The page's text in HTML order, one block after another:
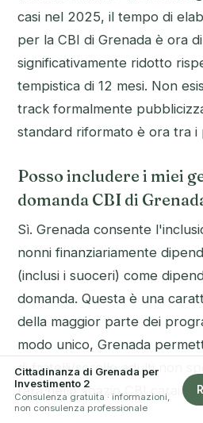
casi nel 2025, il tempo di
per la CBI di Grenada è ora
significativamente ridotto
tempistica di 12 mesi. Non
track formalmente
standard riformato è ora tra i
Posso includere i miei
domanda CBI di
Sì. Grenada consente
nonni finanziariamente
(inclusi i suoceri) come
domanda. Questa è una
della maggior parte dei
modo unico, Grenada
di fratelli/sorelle adulti non
rara nello spazio CBI
Cittadinanza di Grenada per
Investimento 2
Consulenza gratuita · informazioni,
non consulenza professionale